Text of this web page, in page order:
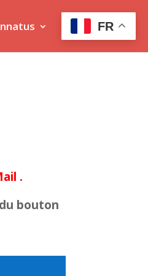
.
bouton
FR